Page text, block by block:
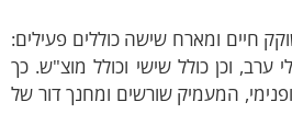
ומארח שישה כוללים פעילים:
וכן כולל שישי וכולל מוצ"ש. כך
המעמיק שורשים ומחנך דור של